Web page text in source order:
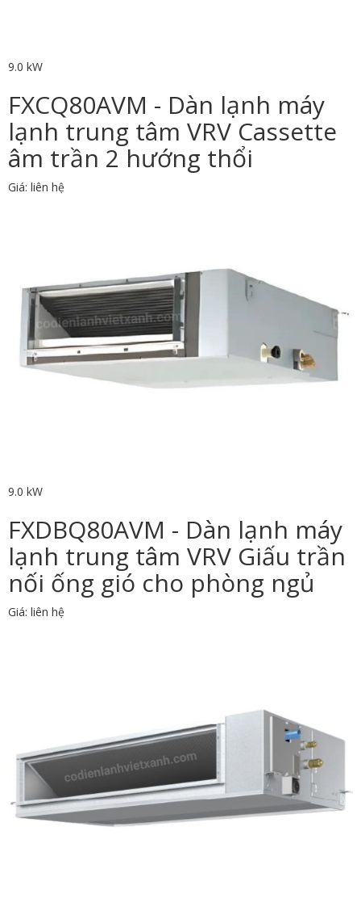
9.0 kW
FXCQ80AVM - Dàn lạnh máy
lạnh trung tâm VRV Cassette
âm trần 2 hướng thổi
Giá: liên hệ
9.0 kW
FXDBQ80AVM - Dàn lạnh máy
lạnh trung tâm VRV Giấu trần
nối ống gió cho phòng ngủ
Giá: liên hệ